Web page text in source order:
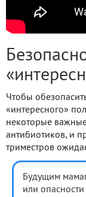
Чтобы
«интересного»
некоторые
антибиотиков, и
триместров
Будущим
или